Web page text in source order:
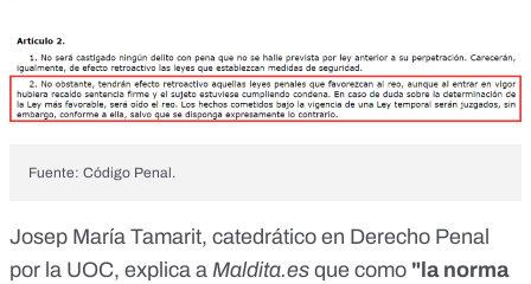
Fuente: Código Penal.
Josep María Tamarit, catedrático en Derecho Penal
por la UOC, explica a Maldita.es que como "la norma